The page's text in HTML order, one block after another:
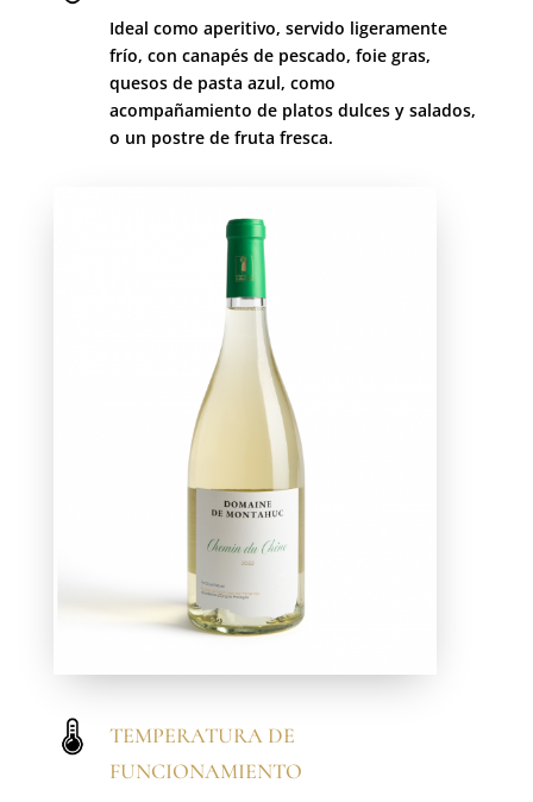
Ideal como aperitivo, servido ligeramente
frío, con canapés de pescado, foie gras,
quesos de pasta azul, como
acompañamiento de platos dulces y salados,
o un postre de fruta fresca.
TEMPERATURA DE
FUNCIONAMIENTO